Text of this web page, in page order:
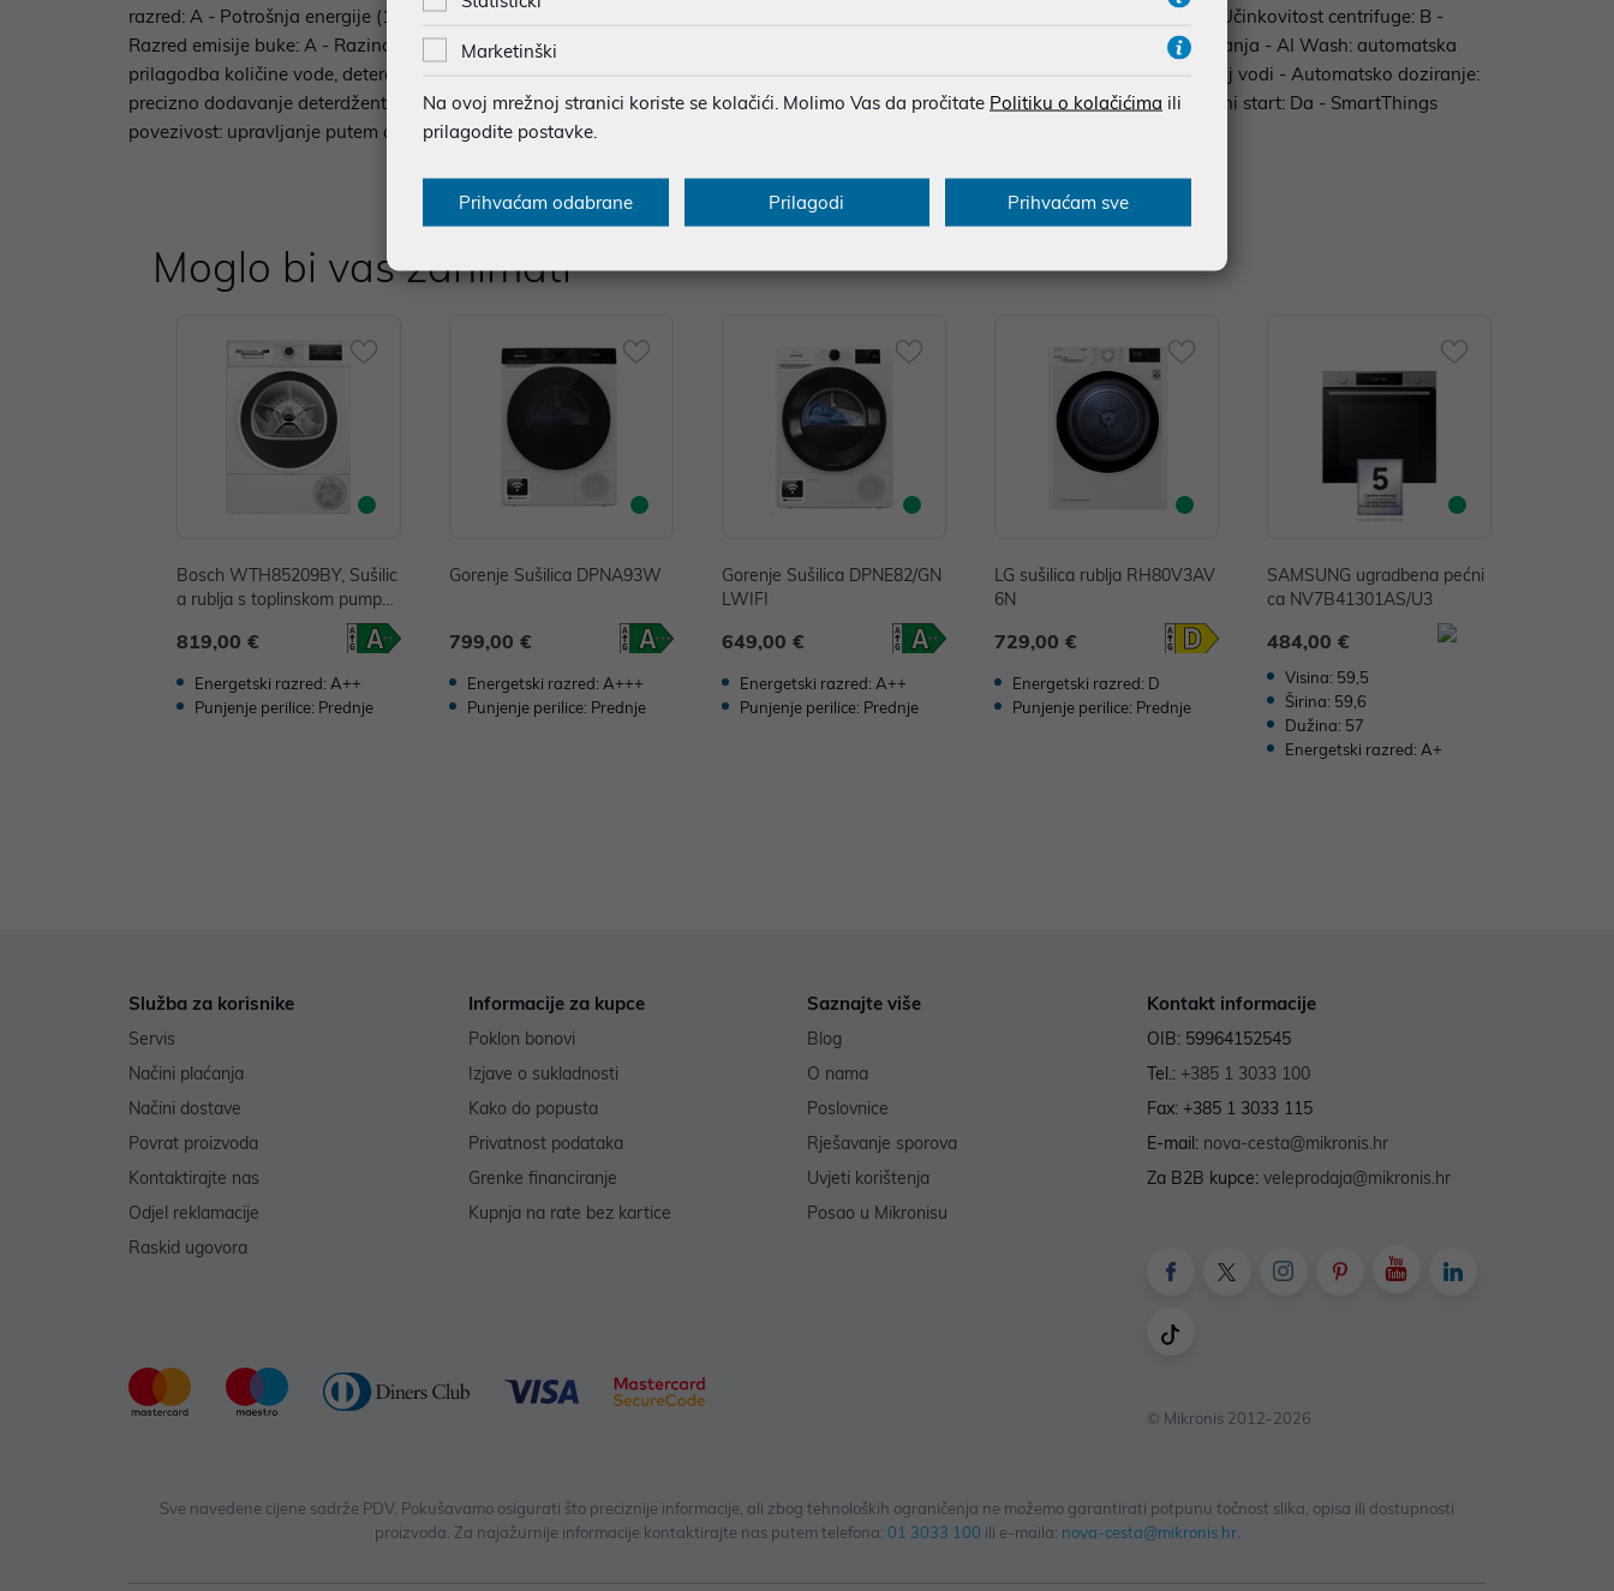
razred: A - Potrošnja energije (100 ciklusa): 44 kWh - Potrošnja vode (po ciklusu): 50 litara - Trajanje Eco 40–60 programa: 3:48 h - Učinkovitost centrifuge: B -
Razred emisije buke: A - Razina buke (centrifuga): 72 dB Tehnologije i funkcije - AI Control: pametno upravljanje i personalizacija pranja - AI Wash: automatska
prilagodba količine vode, deterdženta i vremena pranja - AI EcoBubble™: mjehurići koji uklanjaju 24% više prljavštine čak i u hladnoj vodi - Automatsko doziranje:
precizno dodavanje deterdženta i omekšivača - Bubble Soak: dodatno namakanje za tvrdokorne mrlje - Dječja zaštita: Da - Odgođeni start: Da - SmartThings
povezivost: upravljanje putem aplikacije - QuickDrive: Ne
Moglo bi vas zanimati
Bosch WTH85209BY, Sušilic
a rublja s toplinskom pumpo
819,00 €
Energetski razred: A++
Punjenje perilice: Prednje
Gorenje Sušilica DPNA93W
799,00 €
Energetski razred: A+++
Punjenje perilice: Prednje
Gorenje Sušilica DPNE82/GN
LWIFI
649,00 €
Energetski razred: A++
Punjenje perilice: Prednje
LG sušilica rublja RH80V3AV
6N
729,00 €
Energetski razred: D
Punjenje perilice: Prednje
SAMSUNG ugradbena pećni
ca NV7B41301AS/U3
484,00 €
Visina: 59,5
Širina: 59,6
Dužina: 57
Energetski razred: A+
Služba za korisnike
Servis
Načini plaćanja
Načini dostave
Povrat proizvoda
Kontaktirajte nas
Odjel reklamacije
Raskid ugovora
Informacije za kupce
Poklon bonovi
Izjave o sukladnosti
Kako do popusta
Privatnost podataka
Grenke financiranje
Kupnja na rate bez kartice
Saznajte više
Blog
O nama
Poslovnice
Rješavanje sporova
Uvjeti korištenja
Posao u Mikronisu
Kontakt informacije
OIB: 59964152545
Tel.: +385 1 3033 100
Fax: +385 1 3033 115
E-mail: nova-cesta@mikronis.hr
Za B2B kupce: veleprodaja@mikronis.hr
© Mikronis 2012-2026
Sve navedene cijene sadrže PDV. Pokušavamo osigurati što preciznije informacije, ali zbog tehnoloških ograničenja ne možemo garantirati potpunu točnost slika, opisa ili dostupnosti
proizvoda. Za najažurnije informacije kontaktirajte nas putem telefona: 01 3033 100 ili e-maila: nova-cesta@mikronis.hr.
Marketinški
Na ovoj mrežnoj stranici koriste se kolačići. Molimo Vas da pročitate Politiku o kolačićima ili
prilagodite postavke.
Prihvaćam odabrane Prilagodi Prihvaćam sve